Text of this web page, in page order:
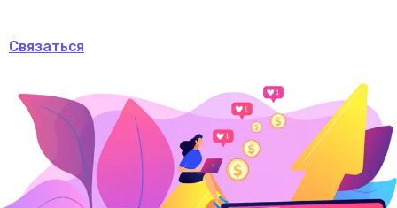
Связаться